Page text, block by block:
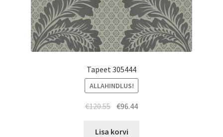
Tapeet 305444
ALLAHINDLUS!
€120.55 Algne
oli:
€96.44Current
Lisa korvi